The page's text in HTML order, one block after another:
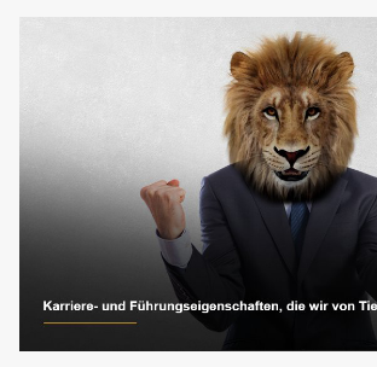
Karriere
Blog
Testen Sie eXo